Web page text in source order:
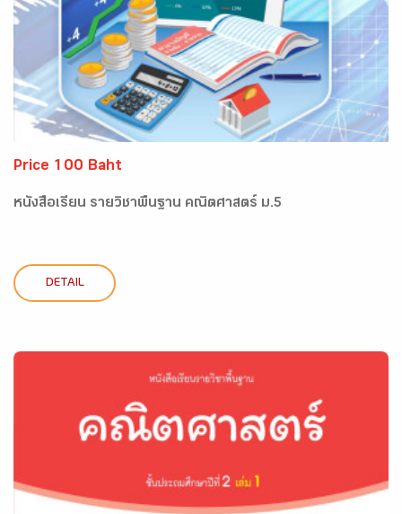
Price 100 Baht
หนังสือเรียน รายวิชาพื้นฐาน คณิตศาสตร์ ม.5
DETAIL